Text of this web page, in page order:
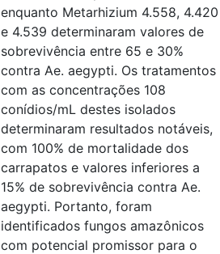
enquanto Metarhizium 4.558, 4.420
e 4.539 determinaram valores de
sobrevivência entre 65 e 30%
contra Ae. aegypti. Os tratamentos
com as concentrações 108
conídios/mL destes isolados
determinaram resultados notáveis,
com 100% de mortalidade dos
carrapatos e valores inferiores a
15% de sobrevivência contra Ae.
aegypti. Portanto, foram
identificados fungos amazônicos
com potencial promissor para o